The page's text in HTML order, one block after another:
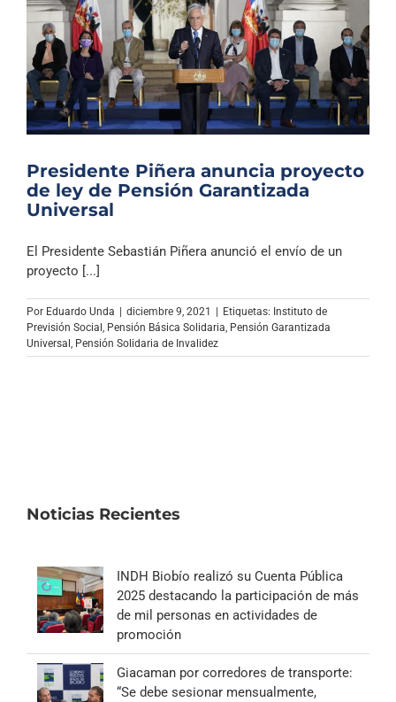
Presidente Piñera anuncia proyecto
de ley de Pensión Garantizada
Universal
El Presidente Sebastián Piñera anunció el envío de un
proyecto [...]
Por Eduardo Unda | diciembre 9, 2021 | Etiquetas: Instituto de
Previsión Social Pensión Básica Solidaria Pensión Garantizada
Universal Pensión Solidaria de Invalidez
Noticias Recientes
INDH Biobío realizó su Cuenta Pública
2025 destacando la participación de más
de mil personas en actividades de
promoción
Giacaman por corredores de transporte:
“Se debe sesionar mensualmente,